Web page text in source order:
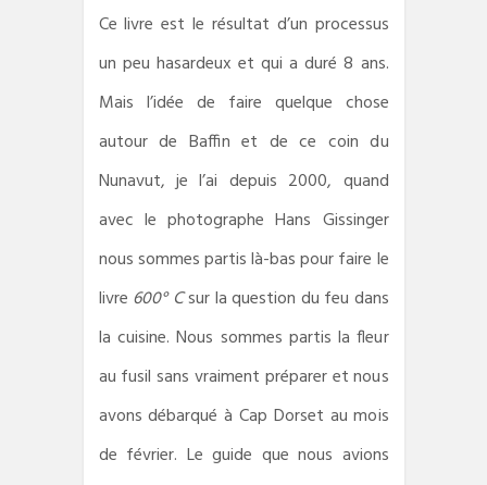
Ce livre est le résultat d’un processus
un peu hasardeux et qui a duré 8 ans.
Mais l’idée de faire quelque chose
autour de Baffin et de ce coin du
Nunavut, je l’ai depuis 2000, quand
avec le photographe Hans Gissinger
nous sommes partis là-bas pour faire le
livre 600° Csur la question du feu dans
la cuisine. Nous sommes partis la fleur
au fusil sans vraiment préparer et nous
avons débarqué à Cap Dorset au mois
de février. Le guide que nous avions